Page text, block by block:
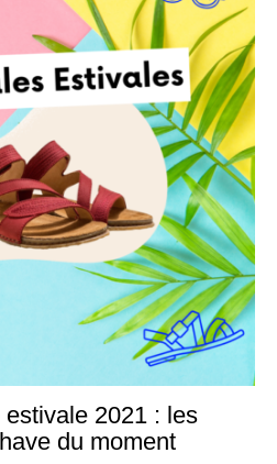
2021 : les
du moment